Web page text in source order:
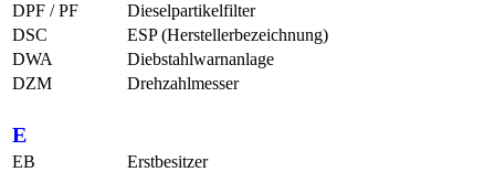
DPF / PF
Dieselpartikelfilter
DSC
ESP (Herstellerbezeichnung)
DWA
Diebstahlwarnanlage
DZM
Drehzahlmesser
E
EB
Erstbesitzer